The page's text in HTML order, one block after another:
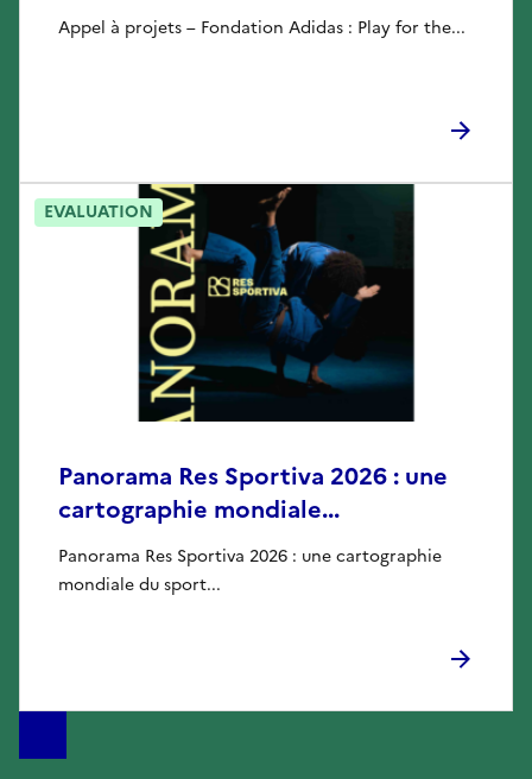
Appel à projets – Fondation Adidas : Play for the...
Panorama Res Sportiva 2026 : une
cartographie mondiale...
Panorama Res Sportiva 2026 : une cartographie
mondiale du sport...
EVALUATION